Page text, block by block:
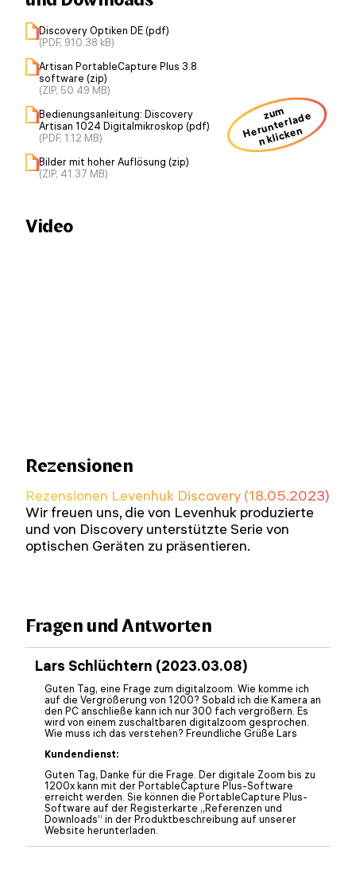
Discovery Optiken DE (pdf)
(PDF, 910.38 kB)
Artisan PortableCapture Plus 3.8
software (zip)
(ZIP, 50.49 MB)
Bedienungsanleitung: Discovery
Artisan 1024 Digitalmikroskop (pdf)
(PDF, 1.12 MB)
Bilder mit hoher Auflösung (zip)
(ZIP, 41.37 MB)
zum
H
er
u
nt
erl
a
d
e
n kli
ck
e
n
Video
Rezensionen
Rezensionen Levenhuk Discovery (18.05.2023)
Wir freuen uns, die von Levenhuk produzierte
und von Discovery unterstützte Serie von
optischen Geräten zu präsentieren.
Fragen und Antworten
Lars Schlüchtern (2023.03.08)
Guten Tag, eine Frage zum digitalzoom. Wie komme ich
auf die Vergrößerung von 1200? Sobald ich die Kamera an
den PC anschließe kann ich nur 300 fach vergrößern. Es
wird von einem zuschaltbaren digitalzoom gesprochen.
Wie muss ich das verstehen? Freundliche Grüße Lars
Kundendienst:
Guten Tag, Danke für die Frage. Der digitale Zoom bis zu
1200x kann mit der PortableCapture Plus-Software
erreicht werden. Sie können die PortableCapture Plus-
Software auf der Registerkarte „Referenzen und
Downloads“ in der Produktbeschreibung auf unserer
Website herunterladen.